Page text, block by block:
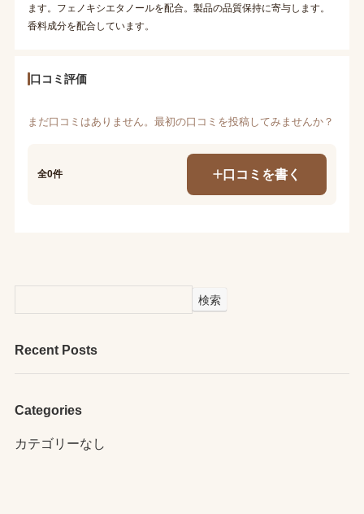
ます。フェノキシエタノールを配合。製品の品質保持に寄与します。
香料成分を配合しています。
口コミ評価
まだ口コミはありません。最初の口コミを投稿してみませんか？
全0件 口コミを書く
検索
Recent Posts
Categories
カテゴリーなし